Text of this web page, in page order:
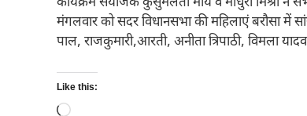
मंगलवार को सदर विधानसभा की महिलाएं बरौसा में
पाल, राजकुमारी,आरती, अनीता त्रिपाठी, विमला
Like this:
Loading…